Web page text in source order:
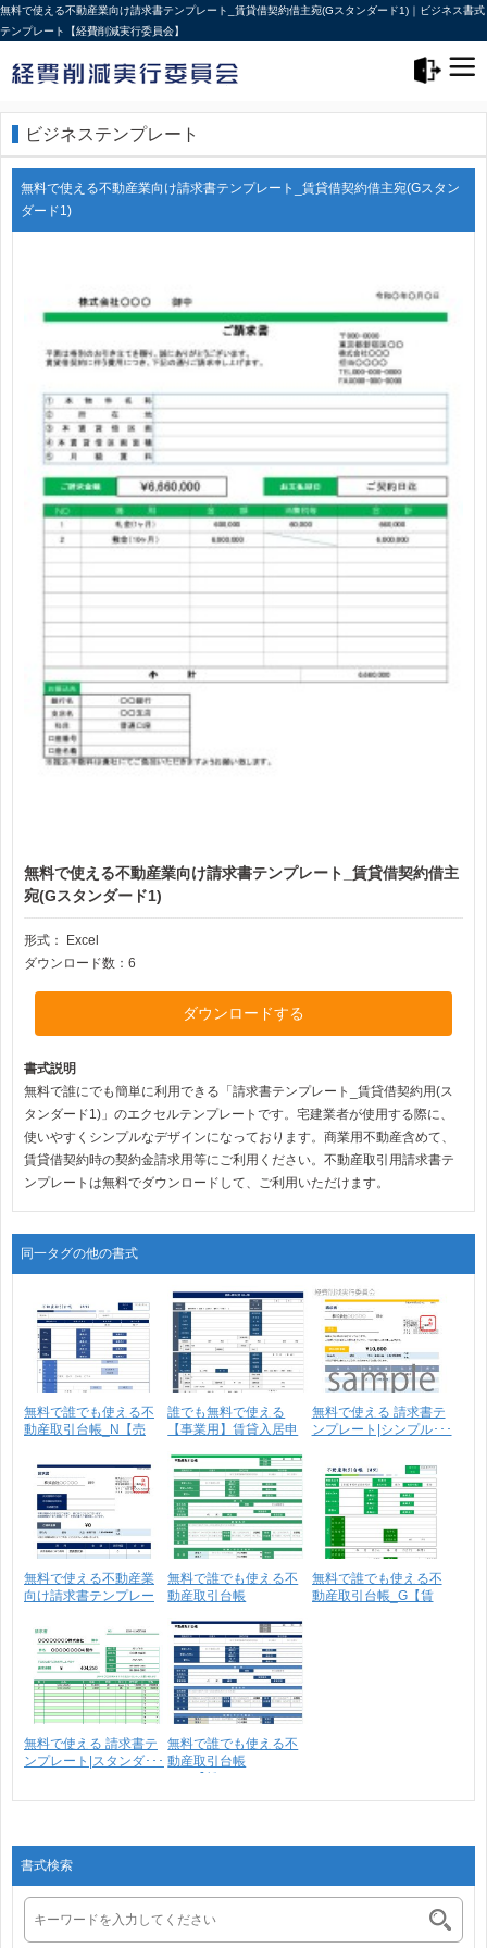
無料で使える不動産業向け請求書テンプレート_賃貸借契約借主宛(Gスタンダード1)｜ビジネス書式
テンプレート【経費削減実行委員会】
ビジネステンプレート
無料で使える不動産業向け請求書テンプレート_賃貸借契約借主宛(Gスタン
ダード1)
無料で使える不動産業向け請求書テンプレート_賃貸借契約借主
宛(Gスタンダード1)
形式：
Excel
ダウンロード数：6
ダウンロードする
書式説明
無料で誰にでも簡単に利用できる「請求書テンプレート_賃貸借契約用(ス
タンダード1)」のエクセルテンプレートです。宅建業者が使用する際に、
使いやすくシンプルなデザインになっております。商業用不動産含めて、
賃貸借契約時の契約金請求用等にご利用ください。不動産取引用請求書テ
ンプレートは無料でダウンロードして、ご利用いただけます。
同一タグの他の書式
無料で誰でも使える不
動産取引台帳_N【売
誰でも無料で使える
【事業用】賃貸入居申
無料で使える 請求書テ
ンプレート|シンプル･･･
無料で使える不動産業
向け請求書テンプレー
無料で誰でも使える不
動産取引台帳
無料で誰でも使える不
動産取引台帳_G【賃
無料で使える 請求書テ
ンプレート|スタンダ･･･
無料で誰でも使える不
動産取引台帳
書式検索